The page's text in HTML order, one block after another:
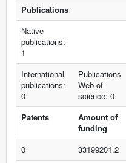
Publications
Native
publications:
1
International
publications:
0
Publications
Web of
science: 0
Patents
Amount of
funding
0 33199201.2